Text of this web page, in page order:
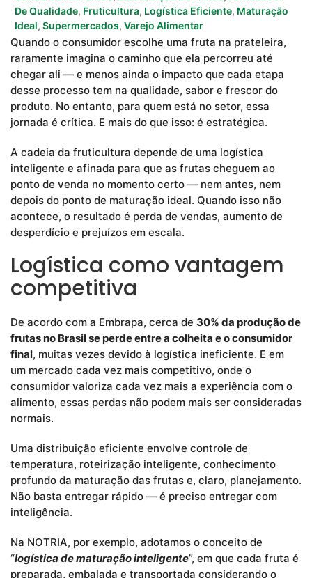
De Qualidade, Fruticultura, Logística Eficiente, Maturação
Ideal, Supermercados, Varejo Alimentar
Quando o consumidor escolhe uma fruta na prateleira,
raramente imagina o caminho que ela percorreu até
chegar ali — e menos ainda o impacto que cada etapa
desse processo tem na qualidade, sabor e frescor do
produto. No entanto, para quem está no setor, essa
jornada é crítica. E mais do que isso: é estratégica.
A cadeia da fruticultura depende de uma logística
inteligente e afinada para que as frutas cheguem ao
ponto de venda no momento certo — nem antes, nem
depois do ponto de maturação ideal. Quando isso não
acontece, o resultado é perda de vendas, aumento de
desperdício e prejuízos em escala.
Logística como vantagem
competitiva
De acordo com a Embrapa, cerca de 30% da produção de
frutas no Brasil se perde entre a colheita e o consumidor
final, muitas vezes devido à logística ineficiente. E em
um mercado cada vez mais competitivo, onde o
consumidor valoriza cada vez mais a experiência com o
alimento, essas perdas não podem mais ser consideradas
normais.
Uma distribuição eficiente envolve controle de
temperatura, roteirização inteligente, conhecimento
profundo da maturação das frutas e, claro, planejamento.
Não basta entregar rápido — é preciso entregar com
inteligência.
Na NOTRIA, por exemplo, adotamos o conceito de
“logística de maturação inteligente”, em que cada fruta é
preparada, embalada e transportada considerando o